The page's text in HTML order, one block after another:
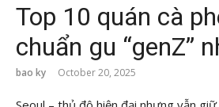
Top 10 quán cà
chuẩn gu “genZ”
bao ky October 20, 2025